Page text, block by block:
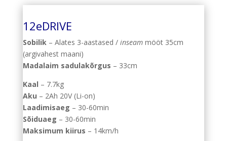
12eDRIVE
Sobilik – Alates 3-aastased / inseam mööt 35cm
(argivahest maani)
Madalaim sadulakõrgus – 33cm
Kaal – 7.7kg
Aku – 2Ah 20V (Li-on)
Laadimisaeg – 30-60min
Sõiduaeg – 30-60min
Maksimum kiirus – 14km/h